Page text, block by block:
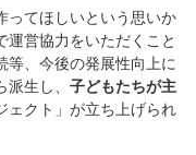
ってほしいという思いか
運営協力をいただくこと
等、今後の発展性向上に
生し、 子どもたちが主
ェクト」が立ち上げられ